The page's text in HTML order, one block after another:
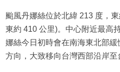
颱風丹娜絲位於北緯 213 度，
東約 410 公里)。中心附近最高
娜絲今日初時會在南海東北部
方向，大致移向台灣西部沿岸至